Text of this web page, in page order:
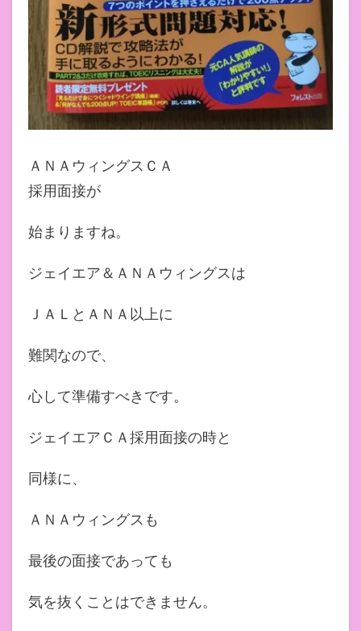
ＡＮＡウィングスＣＡ
採用面接が
始まりますね。
ジェイエア＆ＡＮＡウィングスは
ＪＡＬとＡＮＡ以上に
難関なので、
心して準備すべきです。
ジェイエアＣＡ採用面接の時と
同様に、
ＡＮＡウィングスも
最後の面接であっても
気を抜くことはできません。